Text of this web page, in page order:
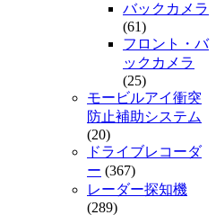
バックカメラ
(61)
フロント・バ
ックカメラ
(25)
モービルアイ衝突
防止補助システム
(20)
ドライブレコーダ
ー (367)
レーダー探知機
(289)